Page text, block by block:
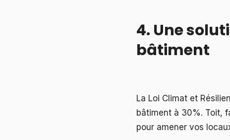
4. Une
bâtiment
La Loi Climat et
bâtiment à 30%. Toit,
pour amener vos